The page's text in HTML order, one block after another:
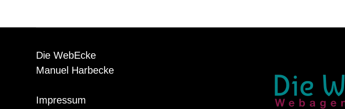
Die WebEcke
Manuel Harbecke
Impressum